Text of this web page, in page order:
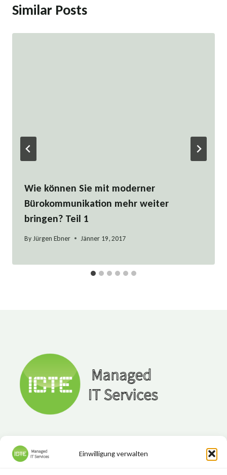
Einwilligung verwalten
Similar Posts
Wie können Sie mit moderner
Bürokommunikation mehr weiter
bringen? Teil 1
ByJürgen Ebner Jänner 19, 2017